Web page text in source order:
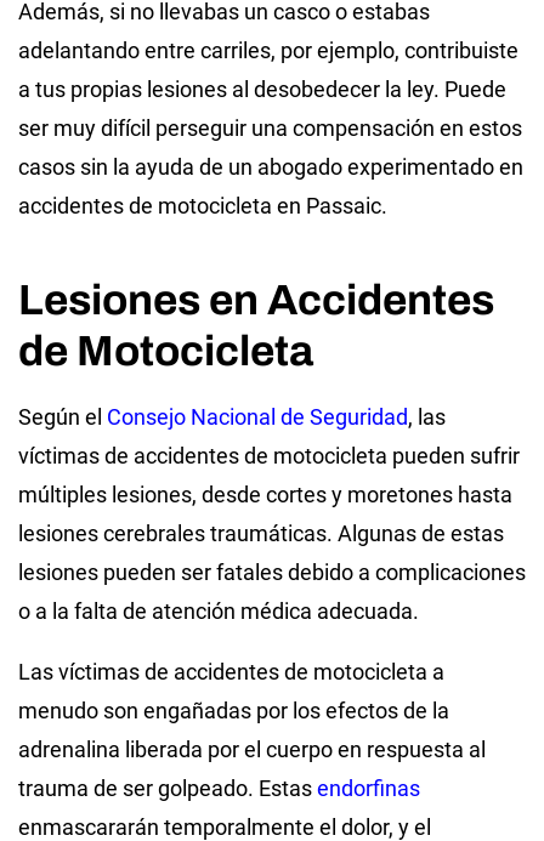
Además, si no llevabas un casco o estabas
adelantando entre carriles, por ejemplo, contribuiste
a tus propias lesiones al desobedecer la ley. Puede
ser muy difícil perseguir una compensación en estos
casos sin la ayuda de un abogado experimentado en
accidentes de motocicleta en Passaic.
Lesiones en Accidentes
de Motocicleta
Según el Consejo Nacional de Seguridad, las
víctimas de accidentes de motocicleta pueden sufrir
múltiples lesiones, desde cortes y moretones hasta
lesiones cerebrales traumáticas. Algunas de estas
lesiones pueden ser fatales debido a complicaciones
o a la falta de atención médica adecuada.
Las víctimas de accidentes de motocicleta a
menudo son engañadas por los efectos de la
adrenalina liberada por el cuerpo en respuesta al
trauma de ser golpeado. Estasendorfinas
enmascararán temporalmente el dolor, y el